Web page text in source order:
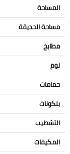
المساحة
مساحة الحديقة
مطابخ
نوم
حمامات
بلكونات
التشطيب
المكيفات